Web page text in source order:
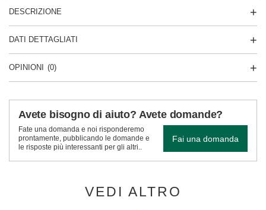
DESCRIZIONE
DATI DETTAGLIATI
OPINIONI (0)
Avete bisogno di aiuto? Avete domande?
Fate una domanda e noi risponderemo
prontamente, pubblicando le domande e
le risposte più interessanti per gli altri..
Fai una domanda
VEDI ALTRO